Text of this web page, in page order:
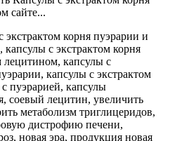
сайте...